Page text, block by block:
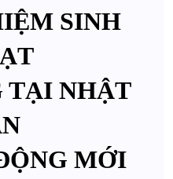
SINH
TẠI NHẬT
MỚI